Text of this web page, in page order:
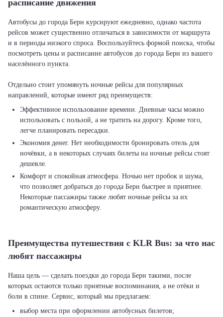
расписание движения
Автобусы до города Берн курсируют ежедневно, однако частота
рейсов может существенно отличаться в зависимости от маршрута
и в периоды низкого спроса. Воспользуйтесь формой поиска, чтобы
посмотреть цены и расписание автобусов до города Берн из вашего
населённого пункта.
Отдельно стоит упомянуть ночные рейсы для популярных
Эффективное использование времени. Дневные часы можно
использовать с пользой, а не тратить на дорогу. Кроме того,
легче планировать пересадки.
Экономия денег. Нет необходимости бронировать отель для
ночёвки, а в некоторых случаях билеты на ночные рейсы стоят
дешевле.
Комфорт и спокойная атмосфера. Ночью нет пробок и шума,
что позволяет добраться до города Берн быстрее и приятнее.
Некоторые пассажиры также любят ночные рейсы за их
романтическую атмосферу.
Преимущества путешествия с KLR Bus: за что нас
любят пассажиры
Наша цель — сделать поездки до города Берн такими, после
которых остаются только приятные воспоминания, а не отёки и
выбор места при оформлении автобусных билетов;